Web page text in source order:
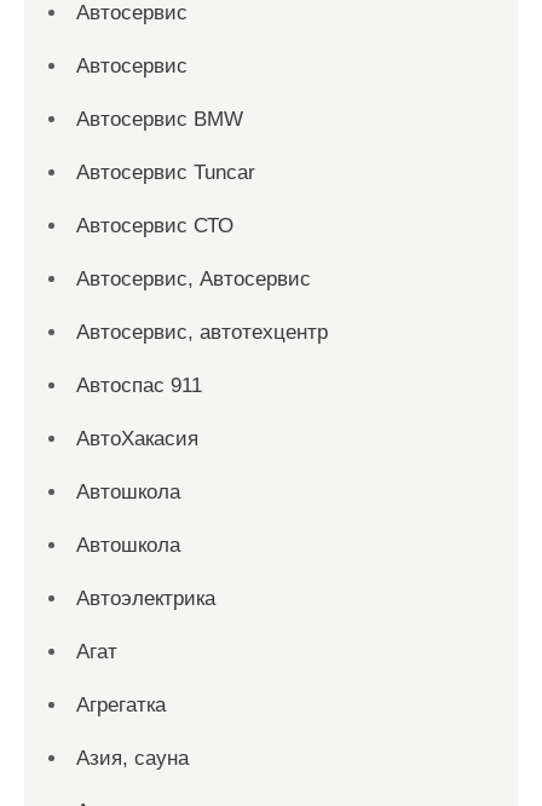
Автосервис
Автосервис
Автосервис BMW
Автосервис Tuncar
Автосервис СТО
Автосервис, Автосервис
Автосервис, автотехцентр
Автоспас 911
АвтоХакасия
Автошкола
Автошкола
Автоэлектрика
Агат
Агрегатка
Азия, сауна